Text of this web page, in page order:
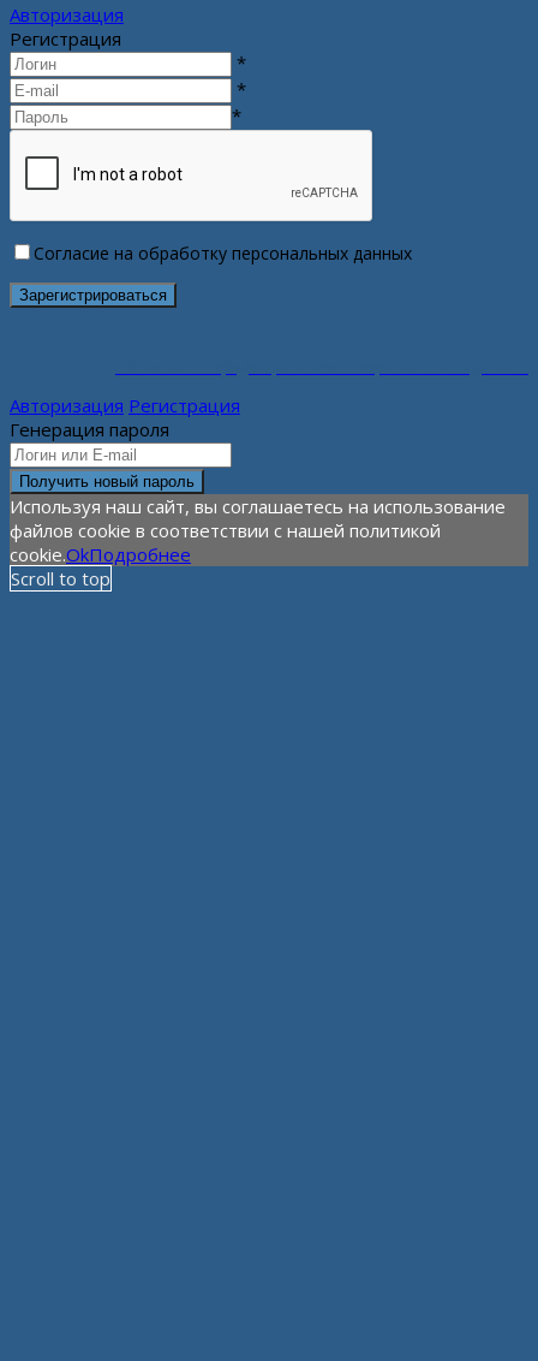
Авторизация
Регистрация
*
*
*
Согласие на обработку персональных данных
Авторизация Регистрация
Генерация пароля
Используя наш сайт, вы соглашаетесь на использование
файлов cookie в соответствии с нашей политикой
cookie.OkПодробнее
Scroll to top